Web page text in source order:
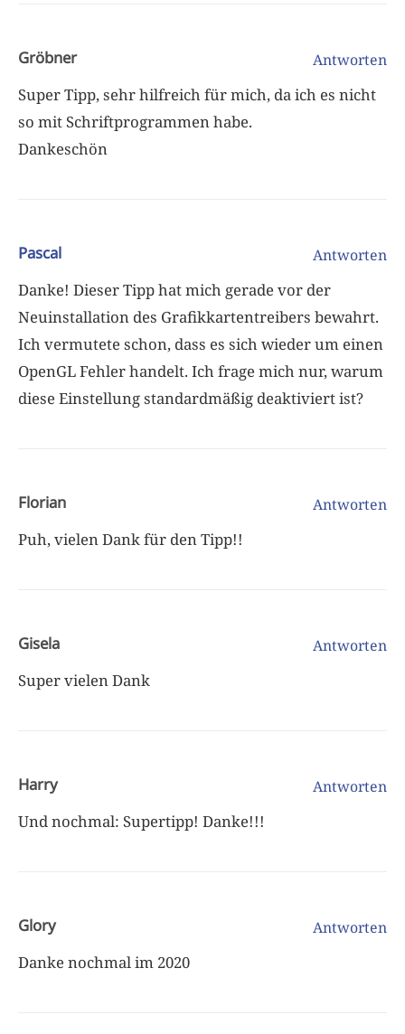
Gröbner Antworten
Super Tipp, sehr hilfreich für mich, da ich es nicht
so mit Schriftprogrammen habe.
Dankeschön
Pascal Antworten
Danke! Dieser Tipp hat mich gerade vor der
Neuinstallation des Grafikkartentreibers bewahrt.
Ich vermutete schon, dass es sich wieder um einen
OpenGL Fehler handelt. Ich frage mich nur, warum
diese Einstellung standardmäßig deaktiviert ist?
Florian Antworten
Puh, vielen Dank für den Tipp!!
Gisela Antworten
Super vielen Dank
Harry Antworten
Und nochmal: Supertipp! Danke!!!
Glory Antworten
Danke nochmal im 2020